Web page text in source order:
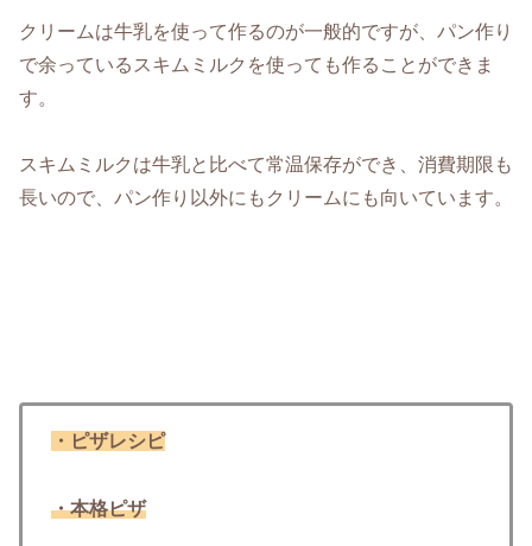
クリームは牛乳を使って作るのが一般的ですが、パン作り
で余っているスキムミルクを使っても作ることができま
す。
スキムミルクは牛乳と比べて常温保存ができ、消費期限も
長いので、パン作り以外にもクリームにも向いています。
・ピザレシピ
・本格ピザ